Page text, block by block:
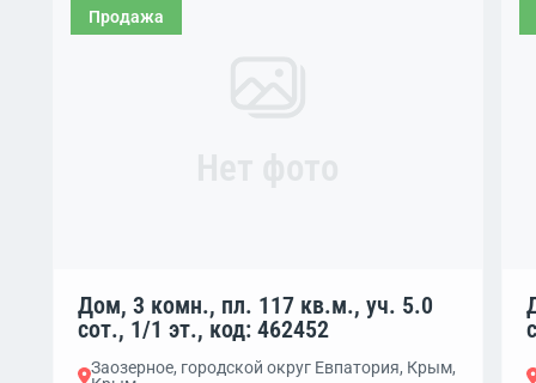
Продажа
Дом, 3 комн., пл. 117 кв.м., уч. 5.0
сот., 1/1 эт., код: 462452
Заозерное, городской округ Евпатория, Крым,